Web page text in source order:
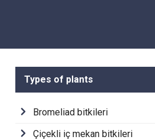
Types of plants
Bromeliad bitkileri
Çiçekli iç mekan bitkileri